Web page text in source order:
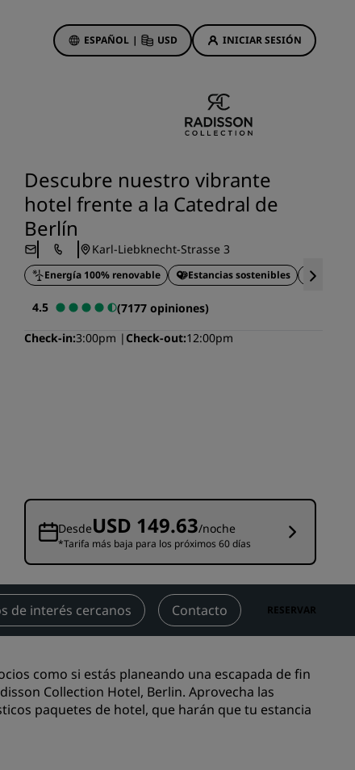
ESPAÑOL | USD INICIAR SESIÓN
Ofertas de hotel
A la primera va la vencida
Ofertas especiales
Consultar nuestros paquetes
Ideas de viaje
Hoteles para familias
Hoteles en el centro de la ciudad
Visita nuestro blog
Radisson Rewards
Descubre Radisson Rewards
Cómo utilizar los puntos
Cómo obtener puntos
Bookers and Planners
Descubre nuestro vibrante
hotel frente a la Catedral de
Berlín
Karl-Liebknecht-Strasse 3
Energía 100% renovable Estancias sostenibles Eventos
4.5
(7177 opiniones)
Check-in 3:00pm Check-out 12:00pm
DesdeUSD 149.63/noche
*Tarifa más baja para los próximos 60 días
de interés cercanos Contacto RESERVAR
como si estás planeando una escapada de fin
Collection Hotel, Berlin. Aprovecha las
paquetes de hotel, que harán que tu estancia